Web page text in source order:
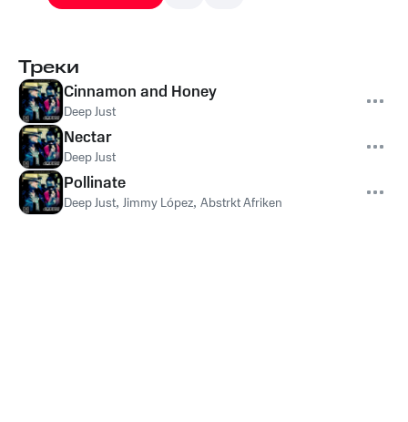
Треки
Cinnamon and Honey
Deep Just
Nectar
Deep Just
Pollinate
Deep Just, Jimmy López, Abstrkt Afriken